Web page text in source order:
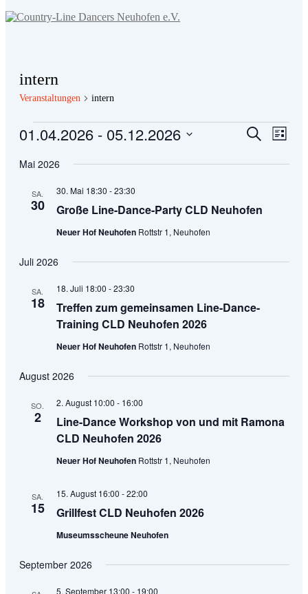
intern
Veranstaltungen intern
Veranstaltungen
und
Suche
Liste
01.04.2026 - 05.12.2026
wählen.
Mai 2026
SA.
30 Große Line-Dance-Party CLD Neuhofen
30. Mai 18:30 -23:30
Neuer Hof Neuhofen Rottstr 1, Neuhofen
Juli 2026
SA.
18
Treffen zum gemeinsamen Line-Dance-
Training CLD Neuhofen 2026
18. Juli 18:00 -23:30
Neuer Hof Neuhofen Rottstr 1, Neuhofen
August 2026
SO.
2
Line-Dance Workshop von und mit Ramona
CLD Neuhofen 2026
2. August 10:00 - 16:00
Neuer Hof Neuhofen Rottstr 1, Neuhofen
SA.
15 Grillfest CLD Neuhofen 2026
15. August 16:00 -22:00
Museumsscheune Neuhofen
September 2026
5. September 13:00 - 19:00